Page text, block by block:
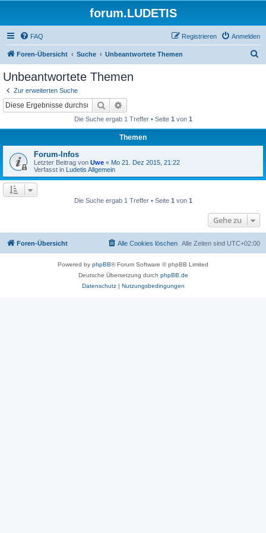
forum.LUDETIS
FAQ Anmelden
Registrieren
Foren-Übersicht Suche Unbeantwortete Themen
Unbeantwortete Themen
Zur erweiterten Suche
Suche
Die Suche ergab 1 Treffer • Seite 1 von 1
Themen
Forum-Infos
Letzter Beitrag von Uwe « Mo 21. Dez 2015, 21:22
Verfasst in Ludetis Allgemein
Die Suche ergab 1 Treffer • Seite 1 von 1
Gehe zu
Foren-Übersicht Alle Zeiten sind UTC+02:00
Alle Cookies löschen
Powered by phpBB® Forum Software © phpBB Limited
Deutsche Übersetzung durch phpBB.de
Datenschutz| Nutzungsbedingungen